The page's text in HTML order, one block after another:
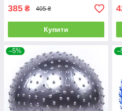
385 ₴ 405 ₴
Купити
–5%